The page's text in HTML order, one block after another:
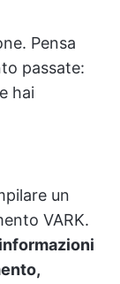
Pensa
passate:
hai
un
VARK.